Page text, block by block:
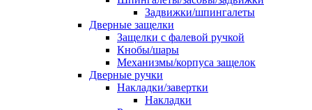
Задвижки/шпингалеты
Дверные защелки
Защелки с фалевой ручкой
Кнобы/шары
Механизмы/корпуса защелок
Дверные ручки
Накладки/завертки
Накладки